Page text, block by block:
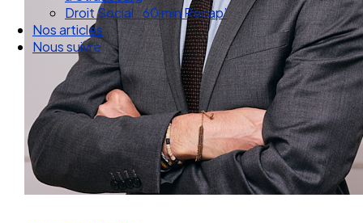
Droit Social : 60 min Recap’
Nos articles
Nous suivre